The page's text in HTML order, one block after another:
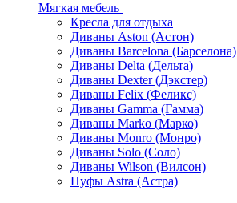
Мягкая мебель
Кресла для отдыха
Диваны Aston (Астон)
Диваны Barcelona (Барселона)
Диваны Delta (Дельта)
Диваны Dexter (Дэкстер)
Диваны Felix (Феликс)
Диваны Gamma (Гамма)
Диваны Marko (Марко)
Диваны Monro (Монро)
Диваны Solo (Соло)
Диваны Wilson (Вилсон)
Пуфы Astra (Астра)